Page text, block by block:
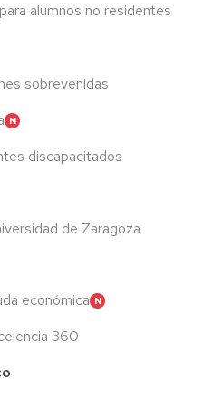
alumnos no residentes
sobrevenidas
discapacitados
de Zaragoza
económica
360